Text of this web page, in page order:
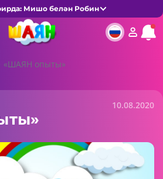
Мишо белән Робин
«ШАЯН опыты»
10.08.2020